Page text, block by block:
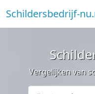
Schildersbedrijf-
Vergelijken van